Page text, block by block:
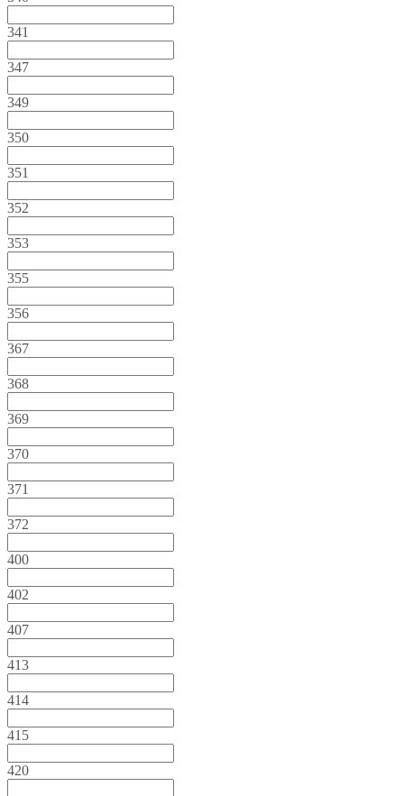
341
347
349
350
351
352
353
355
356
367
368
369
370
371
372
400
402
407
413
414
415
420